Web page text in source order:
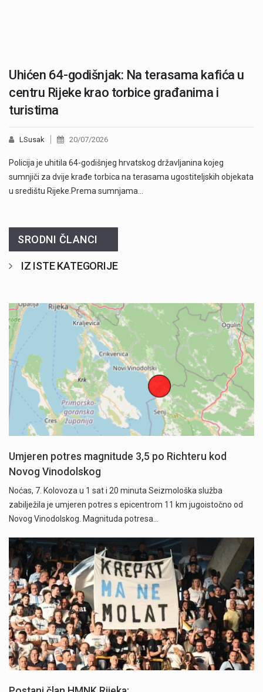
Uhićen 64-godišnjak: Na terasama kafića u
centru Rijeke krao torbice građanima i
turistima
LSusak 20/07/2026
Policija je uhitila 64-godišnjeg hrvatskog državljanina kojeg
sumnjiči za dvije krađe torbica na terasama ugostiteljskih objekata
u središtu Rijeke.Prema sumnjama…
SRODNI ČLANCI
IZ ISTE KATEGORIJE
Umjeren potres magnitude 3,5 po Richteru kod
Novog Vinodolskog
Noćas, 7. Kolovoza u 1 sat i 20 minuta Seizmološka služba
zabilježila je umjeren potres s epicentrom 11 km jugoistočno od
Novog Vinodolskog. Magnituda potresa…
Započela je prodaja članskih iskaznica i pretplate" />